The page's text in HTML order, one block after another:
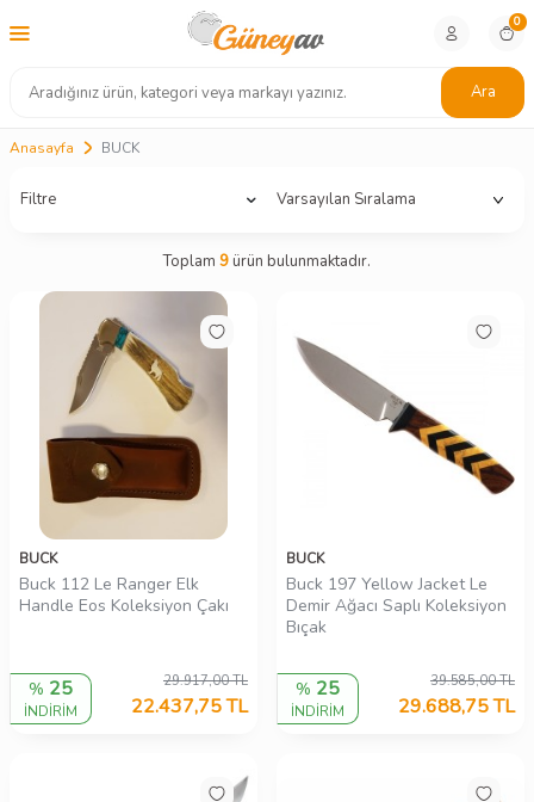
Ara
0
Anasayfa BUCK
Filtre
Toplam 9ürün bulunmaktadır.
BUCK
Buck 112 Le Ranger Elk
Handle Eos Koleksiyon Çakı
% 25
İNDİRİM
29.917,00TL
22.437,75TL
BUCK
Buck 197 Yellow Jacket Le
Demir Ağacı Saplı Koleksiyon
Bıçak
% 25
İNDİRİM
39.585,00TL
29.688,75TL